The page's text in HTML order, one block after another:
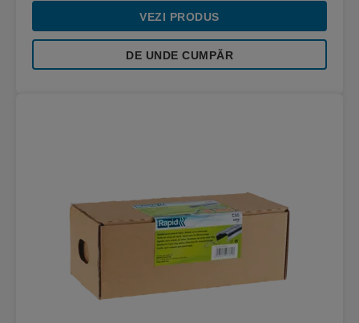
VEZI PRODUS
DE UNDE CUMPĂR